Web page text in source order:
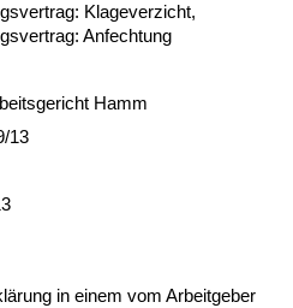
Klageverzicht,
Anfechtung
Hamm
13
in ei­nem vom Ar­beit­ge­ber